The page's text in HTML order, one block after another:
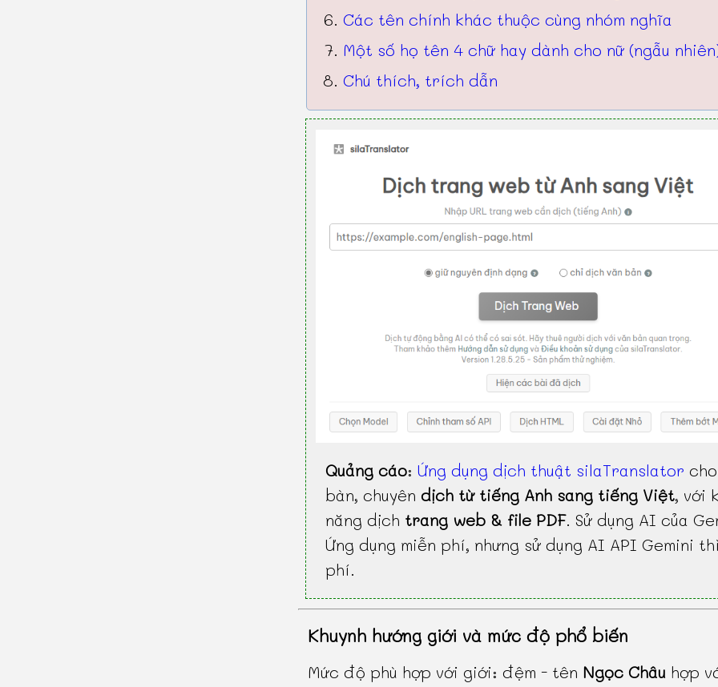
Các tên chính khác thuộc cùng nhóm nghĩa
Một số họ tên 4 chữ hay dành cho nữ (ngẫu
Chú thích, trích dẫn
Quảng cáo: Ứng dụng dịch thuật silaTranslator
bàn, chuyên dịch từ tiếng Anh sang tiếng Việt, với
năng dịch trang web & file PDF. Sử dụng AI của
Ứng dụng miễn phí, nhưng sử dụng AI API Gemini
phí.
Khuynh hướng giới và mức độ phổ biến
Mức độ phù hợp với giới: đệm - tên Ngọc Châu hợp